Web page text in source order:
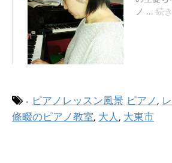
- ピアノレッスン風景 ピアノ ,
條畷のピアノ教室, 大人 , 大東市